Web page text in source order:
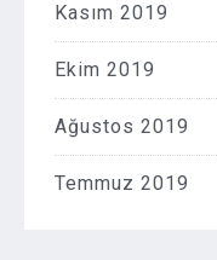
Kasım 2019
Ekim 2019
Ağustos 2019
Temmuz 2019